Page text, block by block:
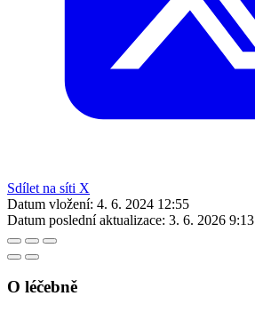
Sdílet na síti X
Datum vložení: 4. 6. 2024 12:55
Datum poslední aktualizace: 3. 6. 2026 9:13
O léčebně